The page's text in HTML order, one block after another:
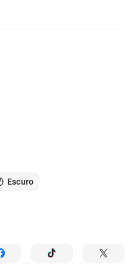
Escuro